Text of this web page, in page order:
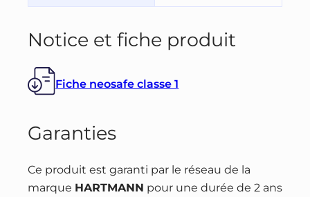
Notice et fiche produit
Fiche neosafe classe 1
Garanties
Ce produit est garanti par le réseau de la
marque HARTMANN pour une durée de 2 ans